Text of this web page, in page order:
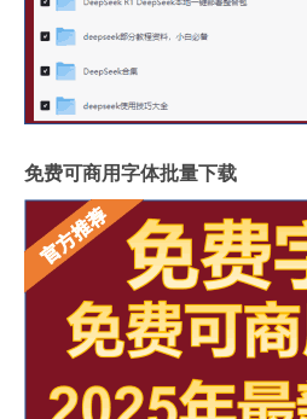
免费可商用字体批量下载